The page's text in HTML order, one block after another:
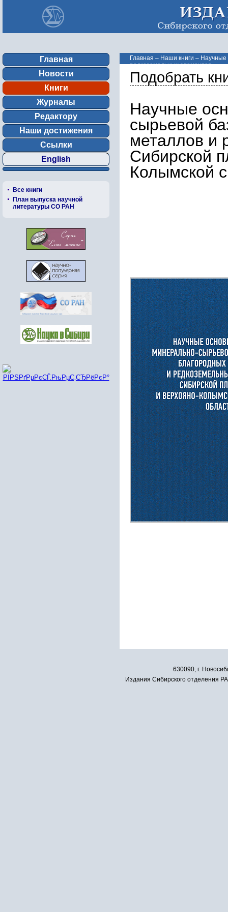
Главная
Новости
Книги
Журналы
Редактору
Наши достижения
Ссылки
English
Все книги
План выпуска научной
литературы СО РАН
Главная – Наши книги – Научные
редкоземельных элементов ...
Подобрать
Научные
сырьевой
металлов и
Сибирской
Колымской
630090, г.
Издания Сибирского отделения